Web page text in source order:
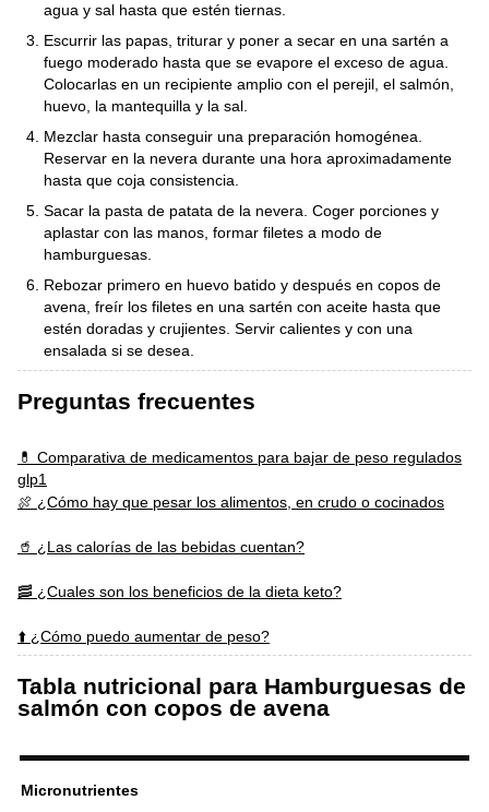
agua y sal hasta que estén tiernas.
Escurrir las papas, triturar y poner a secar en una sartén a
fuego moderado hasta que se evapore el exceso de agua.
Colocarlas en un recipiente amplio con el perejil, el salmón,
huevo, la mantequilla y la sal.
Mezclar hasta conseguir una preparación homogénea.
Reservar en la nevera durante una hora aproximadamente
hasta que coja consistencia.
Sacar la pasta de patata de la nevera. Coger porciones y
aplastar con las manos, formar filetes a modo de
hamburguesas.
Rebozar primero en huevo batido y después en copos de
avena, freír los filetes en una sartén con aceite hasta que
estén doradas y crujientes. Servir calientes y con una
ensalada si se desea.
Preguntas frecuentes
💊 Comparativa de medicamentos para bajar de peso regulados
glp1
🍖 ¿Cómo hay que pesar los alimentos, en crudo o cocinados
🥤 ¿Las calorías de las bebidas cuentan?
🥓 ¿Cuales son los beneficios de la dieta keto?
⬆️ ¿Cómo puedo aumentar de peso?
Tabla nutricional para Hamburguesas de
salmón con copos de avena
Micronutrientes